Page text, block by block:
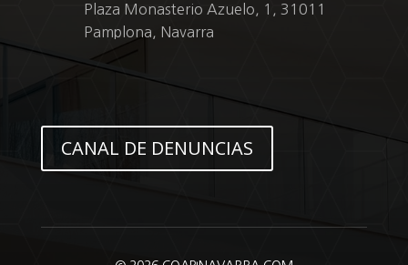
Plaza Monasterio Azuelo, 1, 31011
Pamplona, Navarra
CANAL DE DENUNCIAS